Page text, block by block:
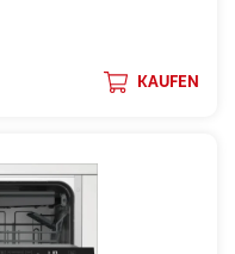
KAUFEN